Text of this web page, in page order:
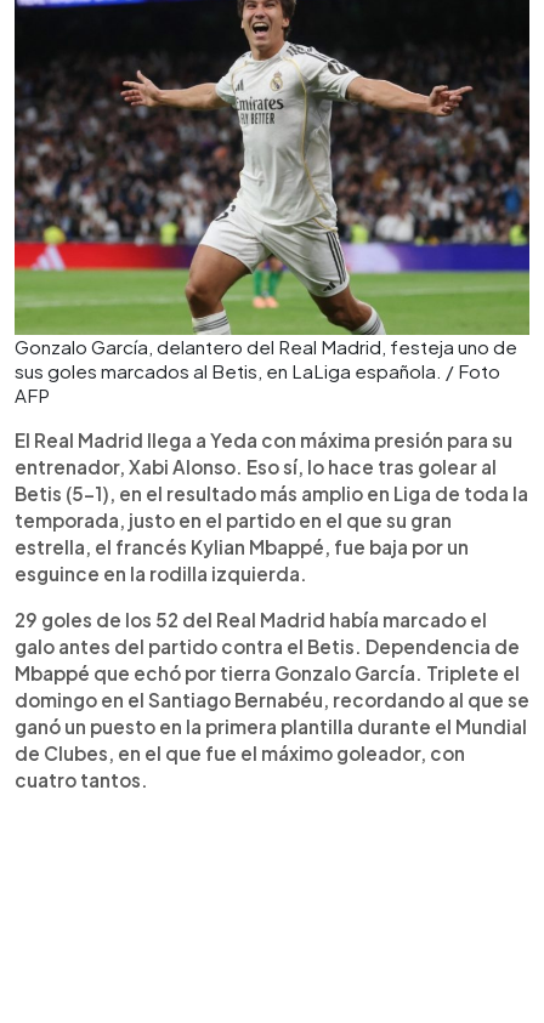
Gonzalo García, delantero del Real Madrid, festeja uno de
sus goles marcados al Betis, en LaLiga española. / Foto
AFP
El Real Madrid llega a Yeda con máxima presión para su
entrenador, Xabi Alonso. Eso sí, lo hace tras golear al
Betis (5-1), en el resultado más amplio en Liga de toda la
temporada, justo en el partido en el que su gran
estrella, el francés Kylian Mbappé, fue baja por un
esguince en la rodilla izquierda.
29 goles de los 52 del Real Madrid había marcado el
galo antes del partido contra el Betis. Dependencia de
Mbappé que echó por tierra Gonzalo García. Triplete el
domingo en el Santiago Bernabéu, recordando al que se
ganó un puesto en la primera plantilla durante el Mundial
de Clubes, en el que fue el máximo goleador, con
cuatro tantos.